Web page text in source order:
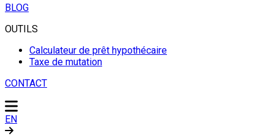
BLOG
OUTILS
Calculateur de prêt hypothécaire
Taxe de mutation
CONTACT
EN